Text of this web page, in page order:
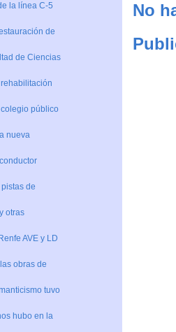
No
la línea C-5
de
de Ciencias
público
nueva
de
otras
AVE y LD
obras de
tuvo
hubo en la